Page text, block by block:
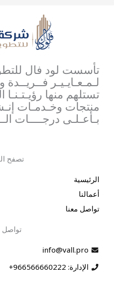
تأسست لود فال
لـمـعـايـيـر
تستلهم منها رؤيـتـنـا
منتجات وخـدمـات
بـأعـلـى درجــــات
تصفح
الرئيسية
أعمالنا
تواصل معنا
تواصل
info@vall.pro
الإدارة: 966566660222+